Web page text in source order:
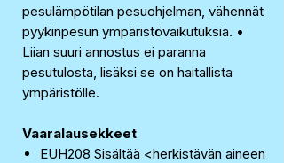
pesulämpötilan pesuohjelman, vähennät
pyykinpesun ympäristövaikutuksia. •
Liian suuri annostus ei paranna
pesutulosta, lisäksi se on haitallista
ympäristölle.
Vaaralausekkeet
EUH208 Sisältää <herkistävän aineen